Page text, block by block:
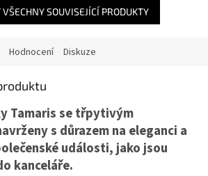
SOUVISEJÍCÍ PRODUKTY
Hodnocení Diskuze
Tamaris se třpytivým
s důrazem na eleganci a
události, jako jsou
kanceláře.